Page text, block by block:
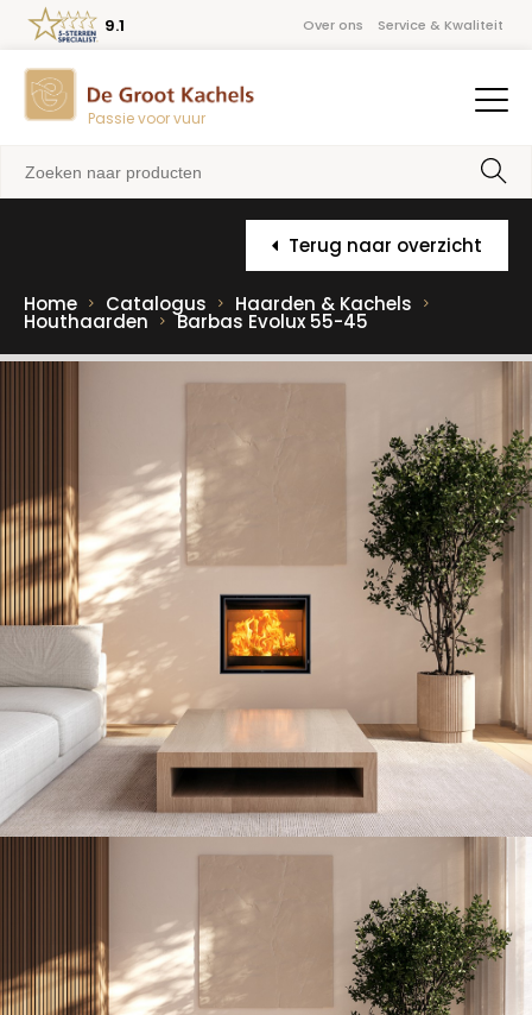
Over ons Service & Kwaliteit
Passie voor vuur
9.1
Terug naar overzicht
Home Catalogus Haarden & Kachels
Houthaarden Barbas Evolux 55-45